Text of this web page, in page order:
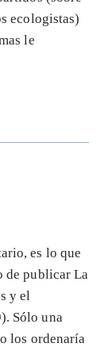
ecologistas)
le
es lo que
de publicar La
y el
Sólo una
los ordenaría